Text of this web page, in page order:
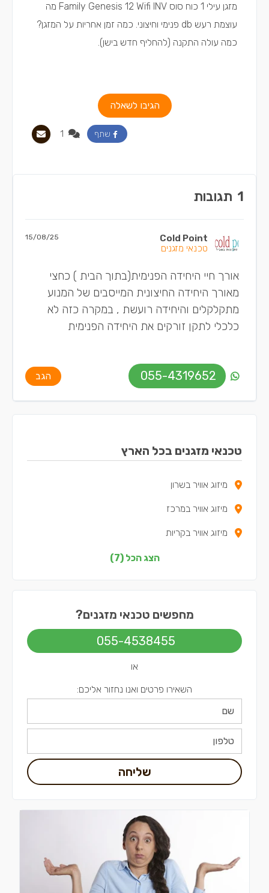
מזגן עילי 1 כוח סוס Family Genesis 12 Wifi INV מה
עוצמת רעש db פנימי וחיצוני. כמה זמן אחריות על המזגן?
כמה עולה התקנה (להחליף חדש בישן).
הגיבו לשאלה
שתף
1 תגובות
Cold Point
טכנאי מזגנים
15/08/25
אורך חיי היחידה הפנימית(בתוך הבית ) כחצי
מאורך היחידה החיצונית המייסבים של המנוע
מתקלקלים והיחידה רועשת , במקרה כזה לא
כלכלי לתקן זורקים את היחידה הפנימית
055-4319652 הגב
טכנאי מזגנים בכל הארץ
מיזוג אוויר בשרון
מיזוג אוויר במרכז
מיזוג אוויר בקריות
מיזוג אוויר בשפלה
מיזוג אוויר בתל אביב
הצג הכל (7)
מחפשים טכנאי מזגנים?
055-4538455
או
השאירו פרטים ואנו נחזור אליכם:
שליחה